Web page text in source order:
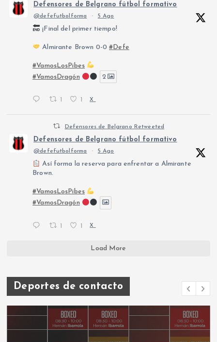
Defensores de Belgrano fútbol formativo
@defefutbolforma · 5 Ago
¡Final del primer tiempo!
Almirante Brown 0-0#Defe
#VamosLosPibes
#VamosDragón
2
X
Defensores de Belgrano Retweeted
Defensores de Belgrano fútbol formativo
@defefutbolforma · 5 Ago
Así forma la reserva para enfrentar a Almirante
Brown.
#VamosLosPibes
#VamosDragón
1 1 X
Load More
Deportes de contacto